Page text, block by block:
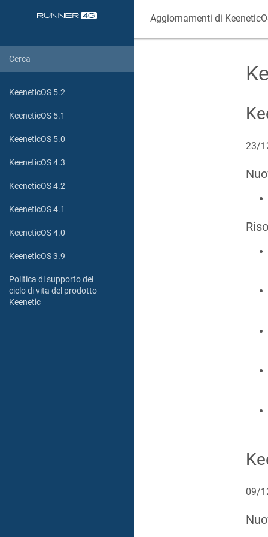
KeeneticOS 5.2
KeeneticOS 5.1
KeeneticOS 5.0
KeeneticOS 4.3
KeeneticOS 4.2
KeeneticOS 4.1
KeeneticOS 4.0
KeeneticOS 3.9
Politica di supporto del
ciclo di vita del prodotto
Keenetic
Aggiornamenti di
23/
09/